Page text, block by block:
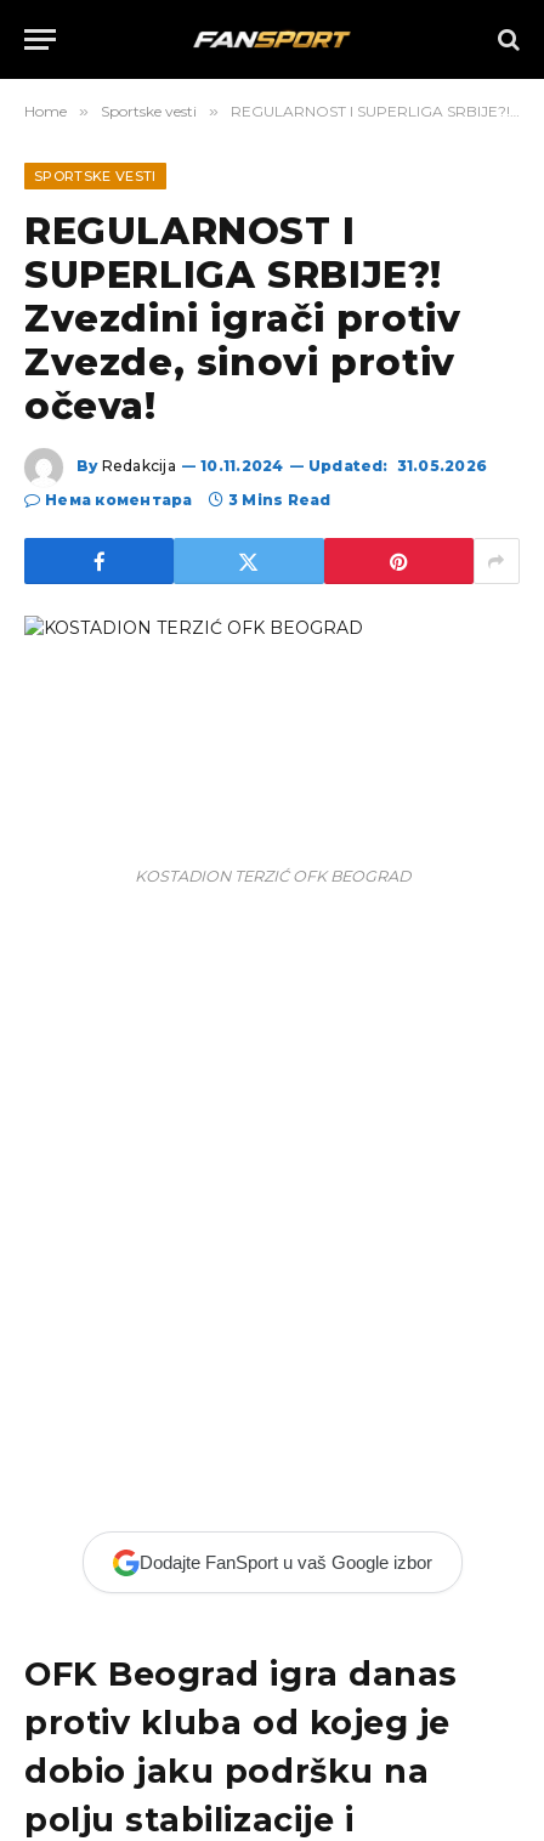
Home » Sportske vesti » REGULARNOST I SUPERLIGA SRBIJE?! Zvezdini igrači protiv Zvezde, sinovi protiv očeva!
SPORTSKE VESTI
REGULARNOST I
SUPERLIGA SRBIJE?!
Zvezdini igrači protiv
Zvezde, sinovi protiv
očeva!
By Redakcija 10.11.2024 Updated: 31.05.2026
Нема коментара
3 Mins Read
KOSTADION TERZIĆ OFK BEOGRAD
Dodajte FanSport u vaš Google izbor
OFK Beograd igra danas
protiv kluba od kojeg je
dobio jaku podršku na
polju stabilizacije i